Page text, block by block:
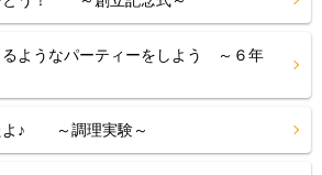
るようなパーティーをしよう ～６年
よ♪ ～調理実験～